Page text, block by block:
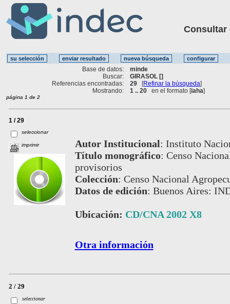
Consultar
Base de datos:
minde
Buscar:
GIRASOL []
Referencias encontradas:
29 [Refinar la búsqueda]
Mostrando:
1 .. 20 en el formato [iaha]
página 1 de 2
1 / 29
seleccionar
imprimir Autor Institucional: Instituto
Título monográfico: Censo
provisorios
Colección: Censo Nacional
Datos de edición: Buenos Aires:
Ubicación: CD/CNA 2002 X8
Otra información
2 / 29
seleccionar